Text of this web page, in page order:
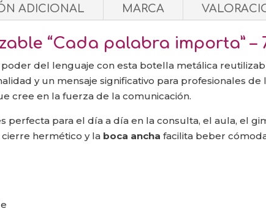
ADICIONAL MARCA
“Cada palabra importa” –
del lenguaje con esta botella metálica
y un mensaje significativo para profesionales de
cree en la fuerza de la comunicación.
perfecta para el día a día en la consulta, el aula, el
hermético y la boca ancha facilita beber